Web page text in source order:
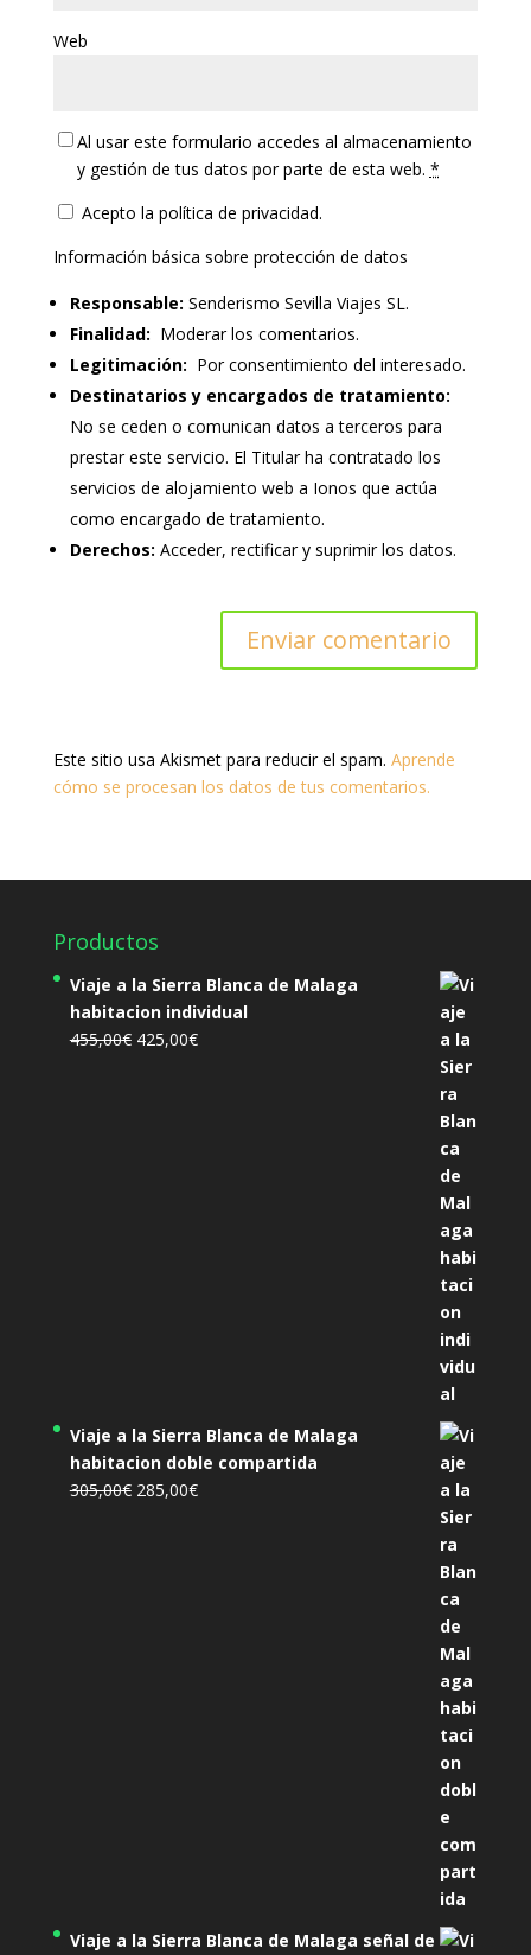
Web
Al usar este formulario accedes al almacenamiento
y gestión de tus datos por parte de esta web. *
Acepto la política de privacidad.
Información básica sobre protección de datos
Responsable: Senderismo Sevilla Viajes SL.
Finalidad: Moderar los comentarios.
Legitimación: Por consentimiento del interesado.
Destinatarios y encargados de tratamiento:
No se ceden o comunican datos a terceros para
prestar este servicio. El Titular ha contratado los
servicios de alojamiento web a Ionos que actúa
como encargado de tratamiento.
Derechos: Acceder, rectificar y suprimir los datos.
Este sitio usa Akismet para reducir el spam. Aprende
cómo se procesan los datos de tus comentarios.
Productos
Viaje a la Sierra Blanca de Malaga
habitacion individual
455,00€ El
425,00€El
Viaje a la Sierra Blanca de Malaga
habitacion doble compartida
305,00€ El
285,00€El
Viaje a la Sierra Blanca de Malaga señal de